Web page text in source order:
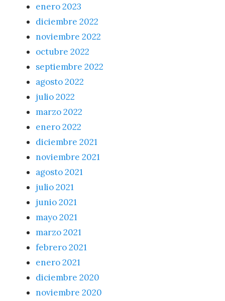
enero 2023
diciembre 2022
noviembre 2022
octubre 2022
septiembre 2022
agosto 2022
julio 2022
marzo 2022
enero 2022
diciembre 2021
noviembre 2021
agosto 2021
julio 2021
junio 2021
mayo 2021
marzo 2021
febrero 2021
enero 2021
diciembre 2020
noviembre 2020